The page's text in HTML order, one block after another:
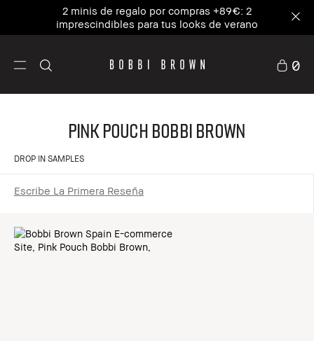
2 minis de regalo por compras +89€: 2
imprescindibles para tus looks de verano
0
Pink Pouch Bobbi Brown
DROP IN SAMPLES
Escribe La Primera Reseña